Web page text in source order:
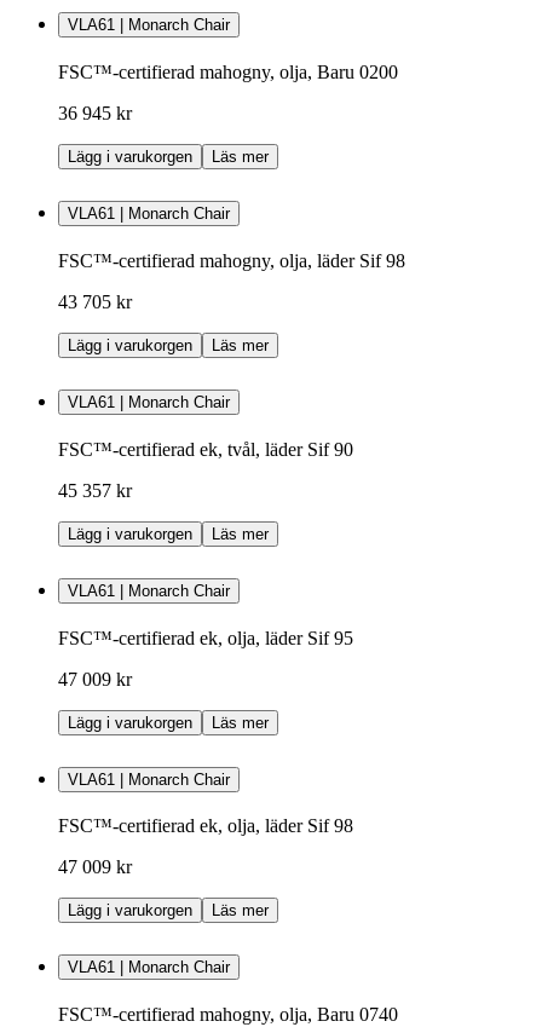
VLA61 | Monarch Chair
FSC™-certifierad mahogny, olja, Baru 0200
36 945 kr
Lägg i varukorgen Läs mer
VLA61 | Monarch Chair
FSC™-certifierad mahogny, olja, läder Sif 98
43 705 kr
Lägg i varukorgen Läs mer
VLA61 | Monarch Chair
FSC™-certifierad ek, tvål, läder Sif 90
45 357 kr
Lägg i varukorgen Läs mer
VLA61 | Monarch Chair
FSC™-certifierad ek, olja, läder Sif 95
47 009 kr
Lägg i varukorgen Läs mer
VLA61 | Monarch Chair
FSC™-certifierad ek, olja, läder Sif 98
47 009 kr
Lägg i varukorgen Läs mer
VLA61 | Monarch Chair
FSC™-certifierad mahogny, olja, Baru 0740